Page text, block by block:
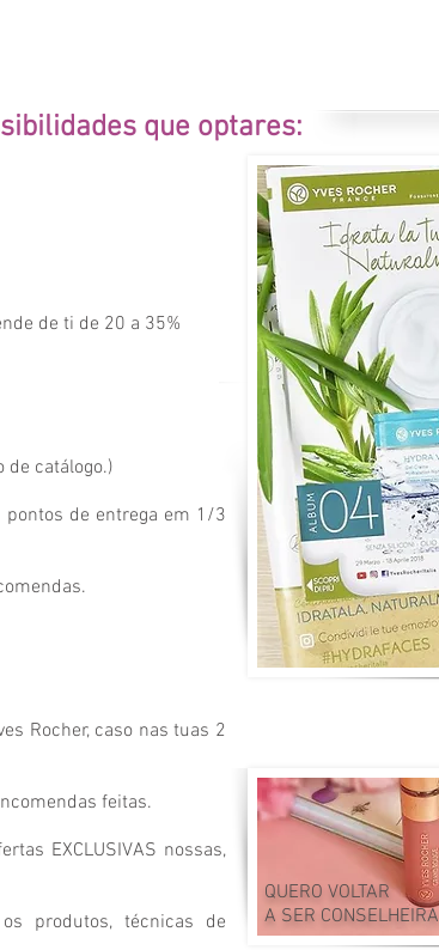
que optares:
de ti de 20 a 35%
catálogo.)
pontos de entrega em 1/3
Rocher, caso nas tuas 2
feitas.
EXCLUSIVAS nossas,
produtos, técnicas de
QUERO VOLTAR
A SER CONSELHEIRA